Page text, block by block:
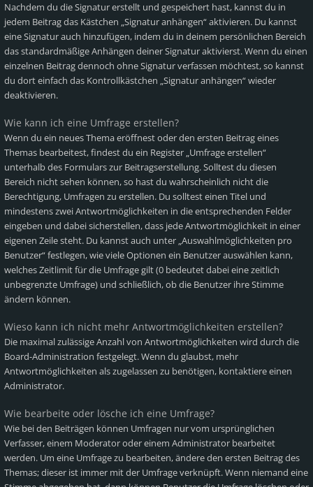
Nachdem du die Signatur erstellt und gespeichert hast, kannst du in
jedem Beitrag das Kästchen „Signatur anhängen“ aktivieren. Du kannst
eine Signatur auch hinzufügen, indem du in deinem persönlichen Bereich
das standardmäßige Anhängen deiner Signatur aktivierst. Wenn du einen
einzelnen Beitrag dennoch ohne Signatur verfassen möchtest, so kannst
du dort einfach das Kontrollkästchen „Signatur anhängen“ wieder
deaktivieren.
Wie kann ich eine Umfrage erstellen?
Wenn du ein neues Thema eröffnest oder den ersten Beitrag eines
Themas bearbeitest, findest du ein Register „Umfrage erstellen“
unterhalb des Formulars zur Beitragserstellung. Solltest du diesen
Bereich nicht sehen können, so hast du wahrscheinlich nicht die
Berechtigung, Umfragen zu erstellen. Du solltest einen Titel und
mindestens zwei Antwortmöglichkeiten in die entsprechenden Felder
eingeben und dabei sicherstellen, dass jede Antwortmöglichkeit in einer
eigenen Zeile steht. Du kannst auch unter „Auswahlmöglichkeiten pro
Benutzer“ festlegen, wie viele Optionen ein Benutzer auswählen kann,
welches Zeitlimit für die Umfrage gilt (0 bedeutet dabei eine zeitlich
unbegrenzte Umfrage) und schließlich, ob die Benutzer ihre Stimme
ändern können.
Wieso kann ich nicht mehr Antwortmöglichkeiten erstellen?
Die maximal zulässige Anzahl von Antwortmöglichkeiten wird durch die
Board-Administration festgelegt. Wenn du glaubst, mehr
Antwortmöglichkeiten als zugelassen zu benötigen, kontaktiere einen
Administrator.
Wie bearbeite oder lösche ich eine Umfrage?
Wie bei den Beiträgen können Umfragen nur vom ursprünglichen
Verfasser, einem Moderator oder einem Administrator bearbeitet
werden. Um eine Umfrage zu bearbeiten, ändere den ersten Beitrag des
Themas; dieser ist immer mit der Umfrage verknüpft. Wenn niemand eine